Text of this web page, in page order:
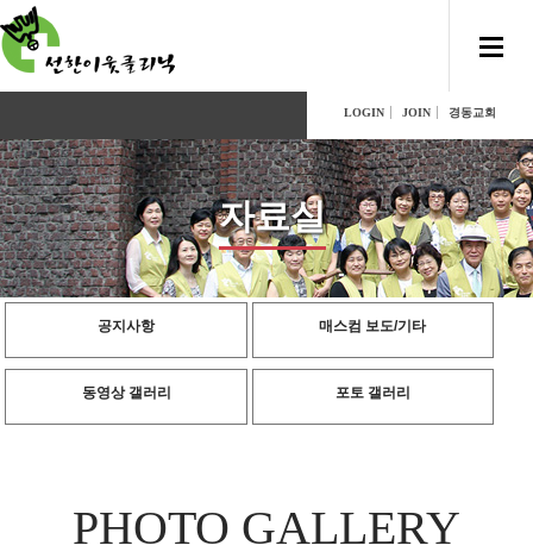
LOGIN JOIN 경동교회
자료실
공지사항 매스컴 보도/기타
동영상 갤러리 포토 갤러리
PHOTO GALLERY